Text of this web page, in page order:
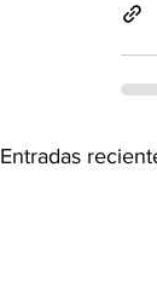
Entradas